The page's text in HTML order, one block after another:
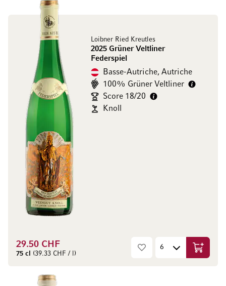
Loibner Ried Kreutles
2025 Grüner Veltliner
Federspiel
Basse-Autriche, Autriche
100% Grüner Veltliner
Score 18/20
Knoll
29.50 CHF
75 cl (39.33 CHF / l) Ajouter